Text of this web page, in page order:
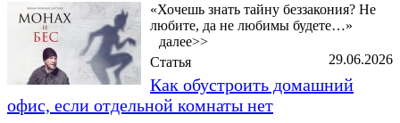
«Хочешь знать тайну беззакония? Не
любите, да не любимы будете…»
далее>>
29.06.2026
Статья
Как обустроить домашний
офис, если отдельной комнаты нет